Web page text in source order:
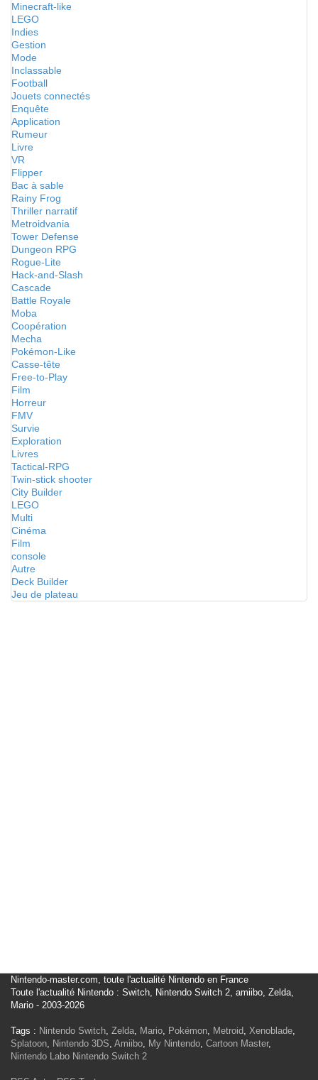
Minecraft-like
LEGO
Indies
Gestion
Mode
Inclassable
Football
Jouets connectés
Enquête
Application
Rumeur
Livre
VR
Flipper
Bac à sable
Rainy Frog
Thriller narratif
Metroidvania
Tower Defense
Dungeon RPG
Rogue-Lite
Hack-and-Slash
Cascade
Battle Royale
Moba
Coopération
Mecha
Pokémon-Like
Casse-tête
Free-to-Play
Film
Horreur
FMV
Survie
Exploration
Livres
Tactical-RPG
Twin-stick shooter
City Builder
LEGO
Multi
Cinéma
Film
console
Autre
Deck Builder
Jeu de plateau
Nintendo-master.com, toute l'actualité Nintendo en France
Toute l'actualité Nintendo : Switch, Nintendo Switch 2, amiibo, Zelda,
Mario - 2003-2026
Tags : Nintendo Switch, Zelda, Mario, Pokémon, Metroid, Xenoblade,
Splatoon, Nintendo 3DS, Amiibo, My Nintendo, Cartoon Master,
Nintendo Labo Nintendo Switch 2